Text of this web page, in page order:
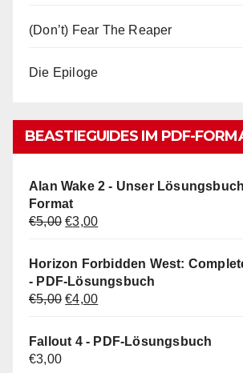
(Don’t) Fear The Reaper
Die Epiloge
BEASTIEGUIDES IM PDF-
Alan Wake 2 - Unser
Format
€5,00 Ursprünglicher
war:
€5,00
€3,00Aktueller
ist:
€3,00.
Horizon Forbidden West:
- PDF-Lösungsbuch
€5,00 Ursprünglicher
war:
€4,00Aktueller
ist:
Fallout 4 - PDF-Lösungsbuch
€3,00